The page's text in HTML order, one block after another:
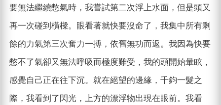
要無法繼續憋氣時，我嘗試第二次浮上水面，但是頭又
再一次碰到橫樑。眼看著就快要沒命了，我集中所有剩
餘的力氣第三次奮力一搏，依舊無功而返。我因為快要
憋不了氣卻又無法呼吸而極度難受，我的頭開始暈眩，
感覺自己正在往下沉。就在絕望的邊緣，千鈞一髮之
際，我看到了閃光，上方的漂浮物出現在眼前。我看